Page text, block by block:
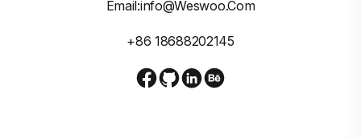
Email:info@weswoo.com
+86 18688202145